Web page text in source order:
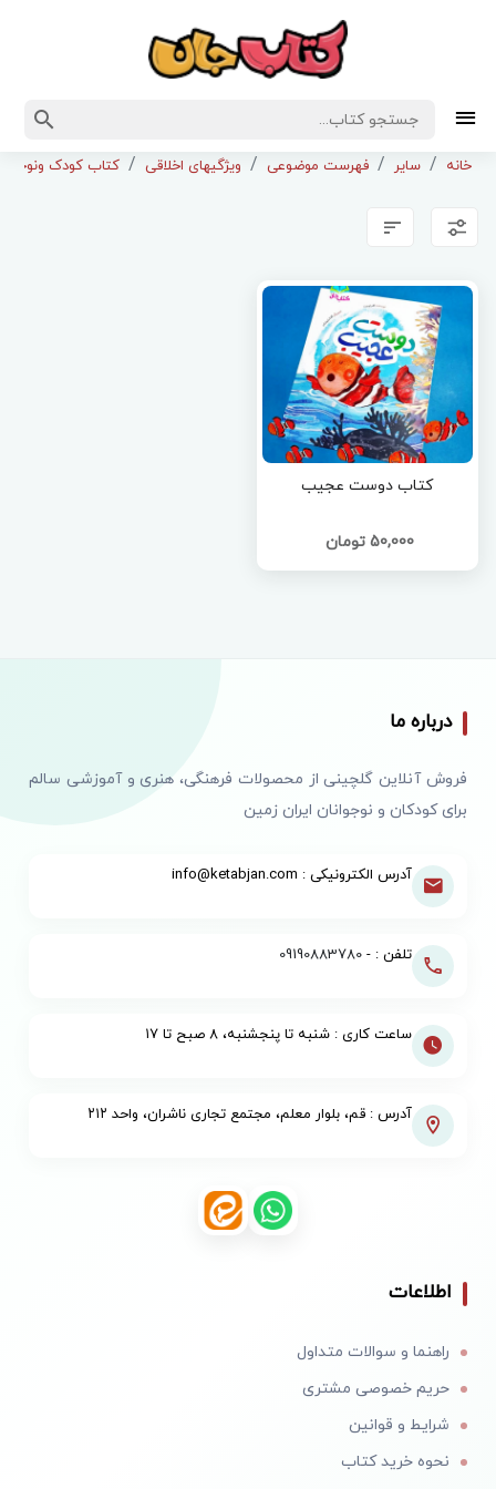
خانه سایر فهرست موضوعی ویژگیهای اخلاقی کتاب کودک
کتاب دوست عجیب
50,000 تومان
درباره ما
فروش آنلاین گلچینی از محصولات فرهنگی، هنری و آموزشی سالم
برای کودکان و نوجوانان ایران زمین
آدرس الکترونیکی : info@ketabjan.com
تلفن : -09190883780
ساعت کاری : شنبه تا پنجشنبه، ۸ صبح تا ۱۷
آدرس : قم، بلوار معلم، مجتمع تجاری ناشران، واحد ۲۱۲
اطلاعات
راهنما و سوالات متداول
حریم خصوصی مشتری
شرایط و قوانین
نحوه خرید کتاب